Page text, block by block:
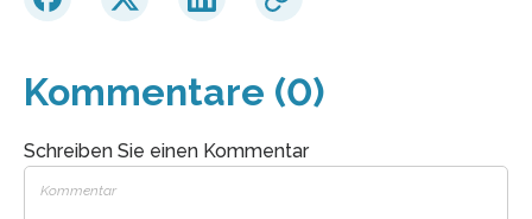
Kommentare (0)
Schreiben Sie einen Kommentar